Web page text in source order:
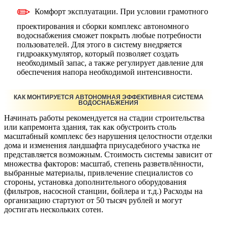
Комфорт эксплуатации. При условии грамотного
проектирования и сборки комплекс автономного
водоснабжения сможет покрыть любые потребности
пользователей. Для этого в систему внедряется
гидроаккумулятор, который позволяет создать
необходимый запас, а также регулирует давление для
обеспечения напора необходимой интенсивности.
КАК МОНТИРУЕТСЯ АВТОНОМНАЯ ЭФФЕКТИВНАЯ СИСТЕМА
ВОДОСНАБЖЕНИЯ
Начинать работы рекомендуется на стадии строительства
или капремонта здания, так как обустроить столь
масштабный комплекс без нарушения целостности отделки
дома и изменения ландшафта приусадебного участка не
представляется возможным. Стоимость системы зависит от
множества факторов: масштаб, степень разветвлённости,
выбранные материалы, привлечение специалистов со
стороны, установка дополнительного оборудования
(фильтров, насосной станции, бойлера и т.д.) Расходы на
организацию стартуют от 50 тысяч рублей и могут
достигать нескольких сотен.